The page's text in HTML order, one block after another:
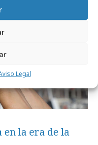
Legal
la era de la